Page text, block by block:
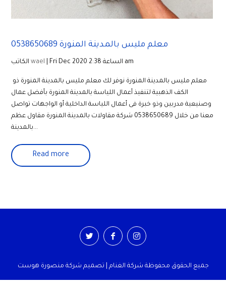
معلم مليس بالمدينة المنورة 0538650689
wael | Fri Dec 2020 الساعة 2:38 am
الكف الذهبية لتنفيذ أعمال اللياسة بالمدينة المنورة بأفضل عمال
وصنيعية مدربين وذو خبرة فى أعمال اللياسة الداخلية أو الواجهات تواصل
معنا من خلال 0538650689 شركة مقاولات بالمدينة المنورة مقاول عظم
بالمدينة...
Read more
جميع الحقوق محفوظة شركة الغنام | تصميم شركة منصورة هوست